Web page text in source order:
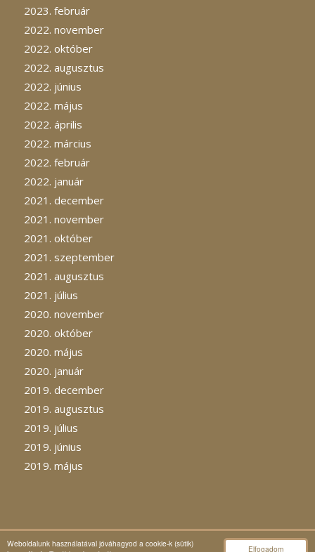
Elfogadom
Weboldalunk használatával jóváhagyod a cookie-k (sütik)
2023. február
2022. november
2022. október
2022. augusztus
2022. június
2022. május
2022. április
2022. március
2022. február
2022. január
2021. december
2021. november
2021. október
2021. szeptember
2021. augusztus
2021. július
2020. november
2020. október
2020. május
2020. január
2019. december
2019. augusztus
2019. július
2019. június
2019. május
© Copyright -Expresszredőny